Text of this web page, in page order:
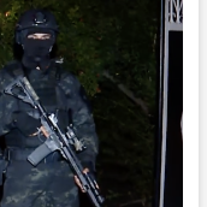
t
o
n